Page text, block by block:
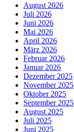
August 2026
Juli 2026
Juni 2026
Mai 2026
April 2026
März 2026
Februar 2026
Januar 2026
Dezember 2025
November 2025
Oktober 2025
September 2025
August 2025
Juli 2025
Juni 2025